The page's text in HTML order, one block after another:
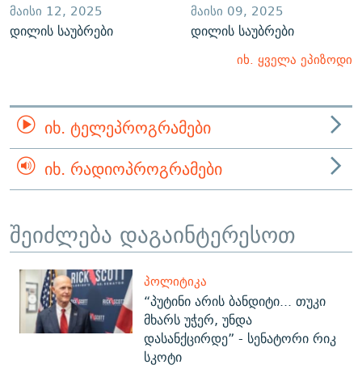
ᲛᲐᲘᲡᲘ 12, 2025
დილის საუბრები
ᲛᲐᲘᲡᲘ 09, 2025
დილის საუბრები
იხ. ყველა ეპიზოდი
ᲘᲮ. ᲢᲔᲚᲔᲞᲠᲝᲒᲠᲐᲛᲔᲑᲘ
ᲘᲮ. ᲠᲐᲓᲘᲝᲞᲠᲝᲒᲠᲐᲛᲔᲑᲘ
შეიძლება დაგაინტერესოთ
ᲞᲝᲚᲘᲢᲘᲙᲐ
“პუტინი არის ბანდიტი... თუკი
მხარს უჭერ, უნდა
დასანქცირდე” - სენატორი რიკ
სკოტი